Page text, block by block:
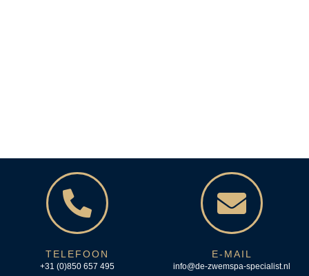
TELEFOON
+31 (0)850 657 495
E-MAIL
info@de-zwemspa-specialist.nl